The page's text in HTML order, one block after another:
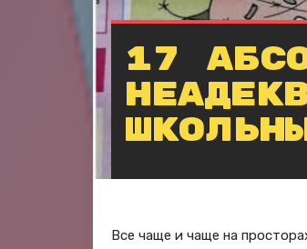
17
Все чаще и чаще на